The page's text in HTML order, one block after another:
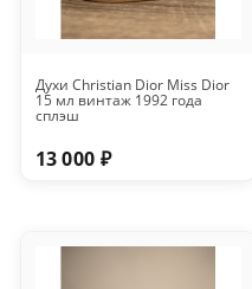
Духи Christian Dior Miss Dior
15 мл винтаж 1992 года
сплэш
13 000 ₽